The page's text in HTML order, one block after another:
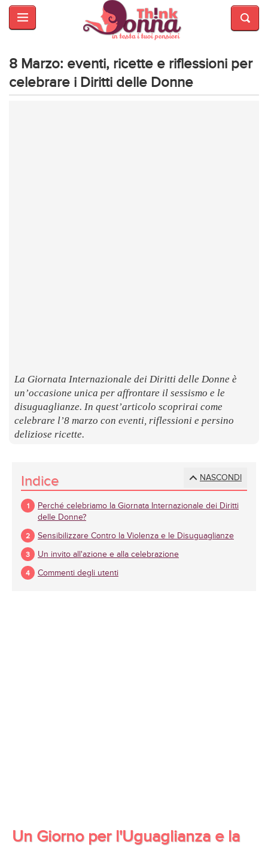
HOME
E
BELLEZZA
MODA
8 Marzo: eventi, ricette e riflessioni per
celebrare i Diritti delle Donne
La Giornata Internazionale dei Diritti delle Donne è
un’occasione unica per affrontare il sessismo e le
disuguaglianze. In quest’articolo scoprirai come
celebrare l’8 marzo con eventi, riflessioni e persino
deliziose ricette.
NASCONDI
Indice
Perché celebriamo la Giornata Internazionale dei Diritti
delle Donne?
Sensibilizzare Contro la Violenza e le Disuguaglianze
Un invito all'azione e alla celebrazione
Commenti degli utenti
Un Giorno per l'Uguaglianza e la